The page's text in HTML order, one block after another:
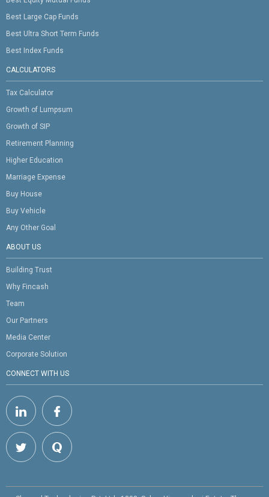
Best Large Cap Funds
Best Ultra Short Term Funds
Best Index Funds
CALCULATORS
Tax Calculator
Growth of Lumpsum
Growth of SIP
Retirement Planning
Higher Education
Marriage Expense
Buy House
Buy Vehicle
Any Other Goal
ABOUT US
Building Trust
Why Fincash
Team
Our Partners
Media Center
Corporate Solution
CONNECT WITH US